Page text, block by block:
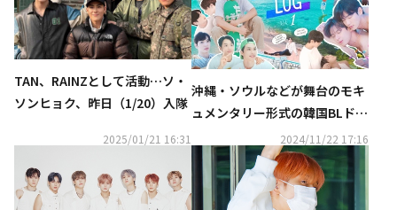
TAN、RAINZとして活動…ソ・
ソンヒョク、昨日（1/20）入隊
2025/01/21 16:31
沖縄・ソウルなどが舞台のモキ
ュメンタリー形式の韓国BLドラ
マ「CITYBOY_LOG」Vol․1～3
をFODで独占配信！
2024/11/22 17:16